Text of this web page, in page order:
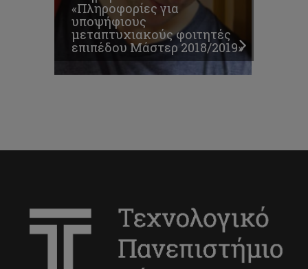
«Πληροφορίες για
υποψήφιους
μεταπτυχιακούς φοιτητές
επιπέδου Μάστερ 2018/2019»